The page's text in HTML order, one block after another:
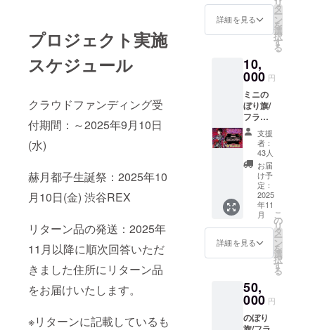
プロジェクト実施
スケジュール
クラウドファンディング受
付期間：～2025年9月10日
(水)
赫月都子生誕祭：2025年10
月10日(金) 渋谷REX
リターン品の発送：2025年
11月以降に順次回答いただ
きました住所にリターン品
をお届けいたします。
※リターンに記載しているも
ネーム
プレー
※お名前
（ニッ
クネー
ム可）
は、6文
字まで
お願い
いたし
ます。
※特殊文
字・記
号は使
用でき
ません
ワース
タンド
に生誕
祭支援
てお名
前を掲
載させ
ていた
だきま
す。 備
考欄に
記載希
望のお
名前
（ニッ
クネー
ム可）
を記載
くださ
い。 ※
ネーム
り不可
※お名前
（ニッ
クネー
詳細を見る
タ
ー
ン
を
選
択
す
る
10,
000 円
ミニの
ぼり旗/
フラ
ワース
タンド
への名
前掲載
(大)/ク
ラウド
ファン
ディン
グ限定
グッズ/
生誕限
定オリ
ジナル
プレー
ト ①ミ
ニのぼ
り旗 当
支援
者：
43人
お届
け予
定：
2025
年11
月
詳細を見る
こ
の
リ
タ
ー
ン
を
選
択
す
る
50,
000 円
のぼり